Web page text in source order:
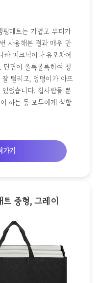
매트는 가볍고 부피가
사용해본 결과 매우 만
라 피크닉이나 유모차에
단면이 올록볼록하여 청
털리고, 엉덩이가 아프
었습니다. 집사람들 뿐
하는 등 모두에게 적합
기
중형, 그레이